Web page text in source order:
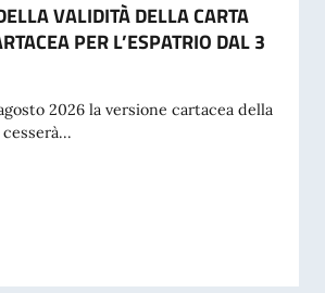
VALIDITÀ DELLA CARTA
PER L’ESPATRIO DAL 3
2026 la versione cartacea della
DELLA VALIDITÀ DELLA CARTA D’IDENTITÀ